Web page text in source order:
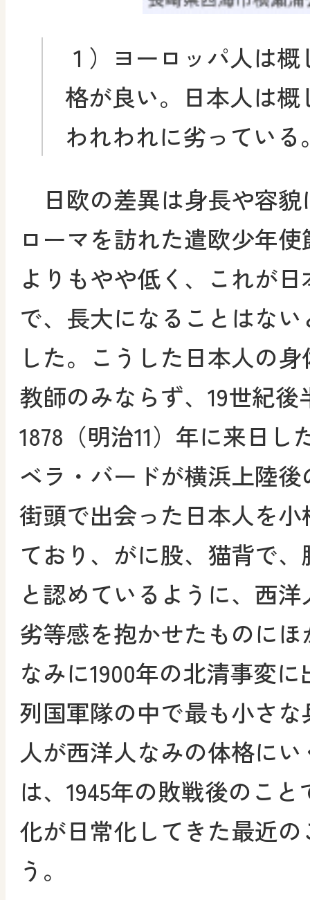
１）ヨーロッパ人は
格が良い。日本人は
われわれに劣っている
日欧の差異は身長や容貌
ローマを訪れた遣欧少年
よりもやや低く、これが
で、長大になることはな
した。こうした日本人の
教師のみならず、19世紀
1878（明治11）年に来日
ベラ・バードが横浜上陸
街頭で出会った日本人を
ており、がに股、猫背で
と認めているように、西
劣等感を抱かせたものに
なみに1900年の北清事変
列国軍隊の中で最も小さ
人が西洋人なみの体格に
は、1945年の敗戦後のこ
化が日常化してきた最近
う。